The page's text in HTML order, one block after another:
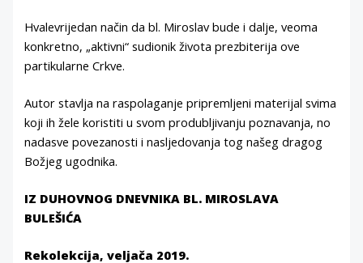
Hvalevrijedan način da bl. Miroslav bude i dalje, veoma
konkretno, „aktivni“ sudionik života prezbiterija ove
partikularne Crkve.
Autor stavlja na raspolaganje pripremljeni materijal svima
koji ih žele koristiti u svom produbljivanju poznavanja, no
nadasve povezanosti i nasljedovanja tog našeg dragog
Božjeg ugodnika.
IZ DUHOVNOG DNEVNIKA BL. MIROSLAVA
BULEŠIĆA
Rekolekcija, veljača 2019.